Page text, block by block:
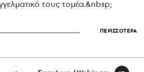
τους τομέα.&nbsp;
ΠΕΡΙΣΣΟΤΕΡΑ